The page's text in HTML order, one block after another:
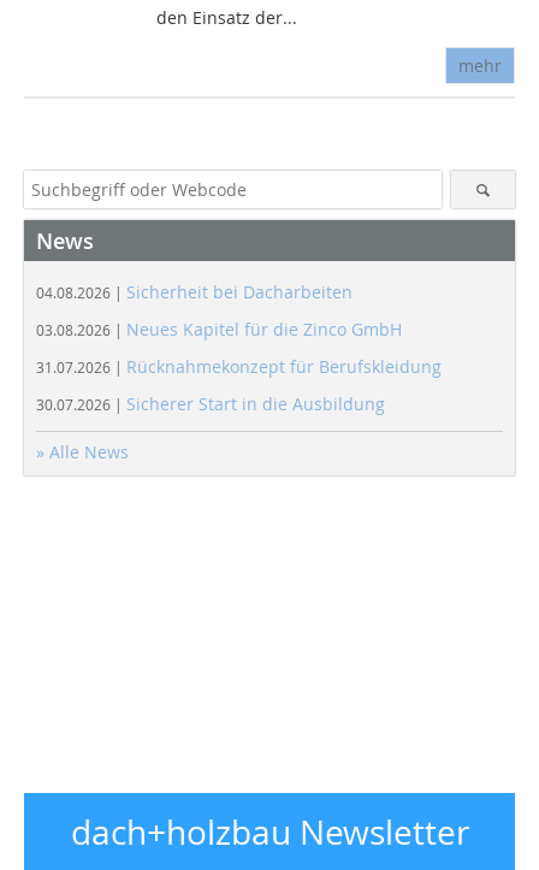
den Einsatz der...
mehr
News
04.08.2026 | Sicherheit bei Dacharbeiten
03.08.2026 | Neues Kapitel für die Zinco GmbH
31.07.2026 | Rücknahmekonzept für Berufskleidung
30.07.2026 | Sicherer Start in die Ausbildung
» Alle News
dach+holzbau Newsletter